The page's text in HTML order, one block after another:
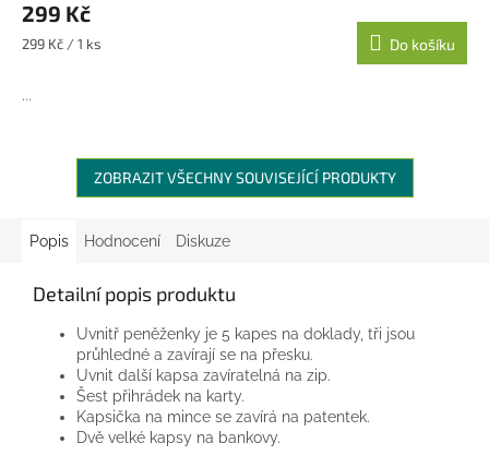
299 Kč
Měrná
299 Kč / 1 ks Do košíku
...
ZOBRAZIT VŠECHNY SOUVISEJÍCÍ PRODUKTY
Popis Hodnocení Diskuze
Detailní popis produktu
Uvnitř peněženky je 5 kapes na doklady, tři jsou
průhledné a zavírají se na přesku.
Uvnit další kapsa zavíratelná na zip.
Šest přihrádek na karty.
Kapsička na mince se zavírá na patentek.
Dvě velké kapsy na bankovy.